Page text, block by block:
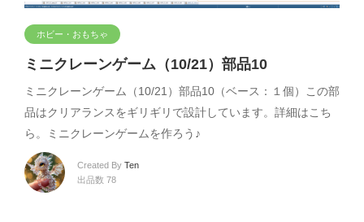
ホビー・おもちゃ
ミニクレーンゲーム（10/21）部品10
ミニクレーンゲーム（10/21）部品10（ベース：１個）この部
品はクリアランスをギリギリで設計しています。詳細はこち
ら。ミニクレーンゲームを作ろう♪
Created By Ten
出品数 78